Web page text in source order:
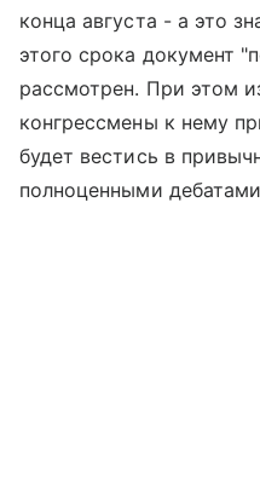
конца августа - а это
этого срока документ
рассмотрен. При этом
конгрессмены к нему
будет вестись в
полноценными